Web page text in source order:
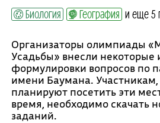
Биология География и еще 5
Организаторы олимпиады
Усадьбы» внесли некоторые
формулировки вопросов по
имени Баумана.
планируют посетить эти
время, необходимо скачать
заданий.